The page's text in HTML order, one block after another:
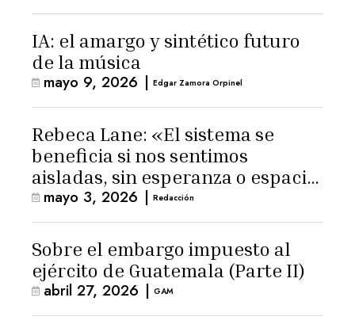
IA: el amargo y sintético futuro
de la música
mayo 9, 2026 | Edgar Zamora Orpinel
Rebeca Lane: «El sistema se
beneficia si nos sentimos
aisladas, sin esperanza o espacio
para la ternura»
mayo 3, 2026 | Redacción
Sobre el embargo impuesto al
ejército de Guatemala (Parte II)
abril 27, 2026 | GAM